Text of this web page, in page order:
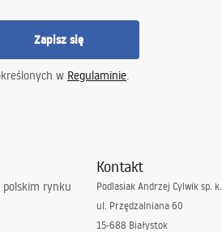
Zapisz się
w Regulaminie.
polskim rynku
Kontakt
Podlasiak Andrzej Cylwik sp. k.
ul. Przędzalniana 60
15-688 Białystok